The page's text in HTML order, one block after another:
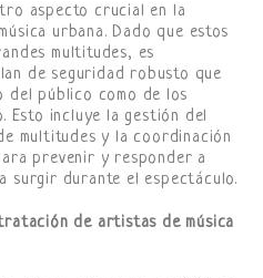
aspecto crucial en la
urbana. Dado que estos
multitudes, es
de seguridad robusto que
público como de los
Esto incluye la gestión del
multitudes y la coordinación
prevenir y responder a
surgir durante el espectáculo.
de artistas de música